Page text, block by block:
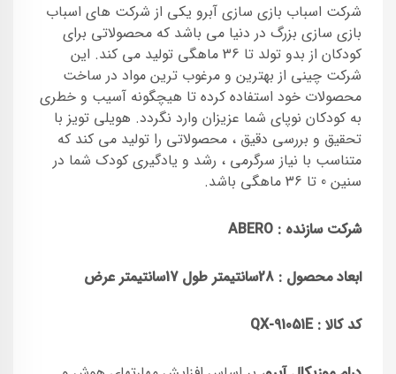
شرکت اسباب بازی سازی آبرو یکی از شرکت های اسباب
بازی سازی بزرگ در دنیا می باشد که محصولاتی برای
کودکان از بدو تولد تا 36 ماهگی تولید می کند. این
شرکت چینی از بهترین و مرغوب ترین مواد در ساخت
محصولات خود استفاده کرده تا هیچگونه آسیب و خطری
به کودکان نوپای شما عزیزان وارد نگردد. هویلی تویز با
تحقیق و بررسی دقیق ، محصولاتی را تولید می کند که
متناسب با نیاز سرگرمی ، رشد و یادگیری کودک شما در
سنین 0 تا 36 ماهگی باشد.
شرکت سازنده : ABERO
ابعاد محصول : 28سانتیمتر طول 17 سانتیمتر عرض
کد کالا : QX-91051E